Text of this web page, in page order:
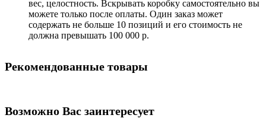
вес, целостность. Вскрывать коробку самостоятельно вы
можете только после оплаты. Один заказ может
содержать не больше 10 позиций и его стоимость не
должна превышать 100 000 р.
Рекомендованные товары
Возможно Вас заинтересует